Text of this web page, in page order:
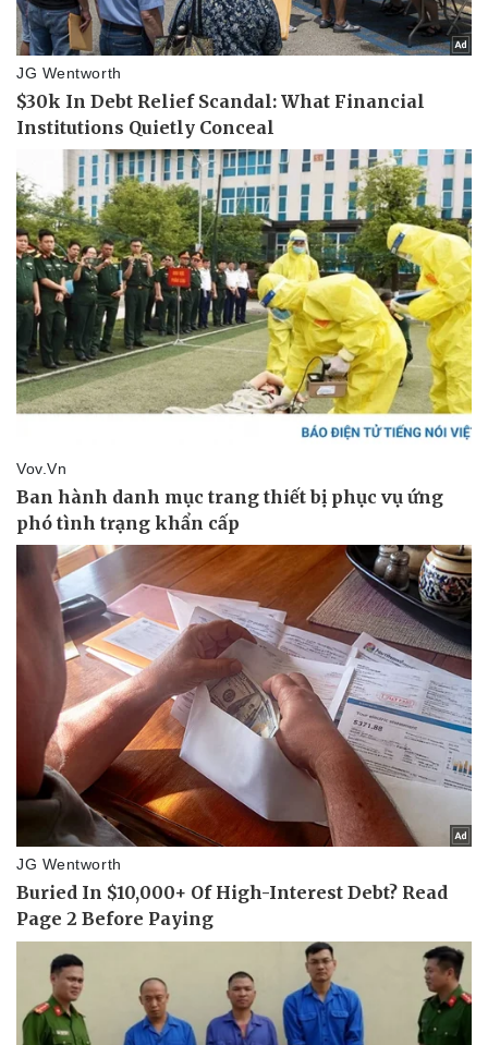
Phòng mạch online
Ăn sạch sống khỏe
Văn hóa
Sân khấu - Điện ảnh
Văn học
Âm nhạc
Di sản
Giải trí
Thời trang
Sao Việt